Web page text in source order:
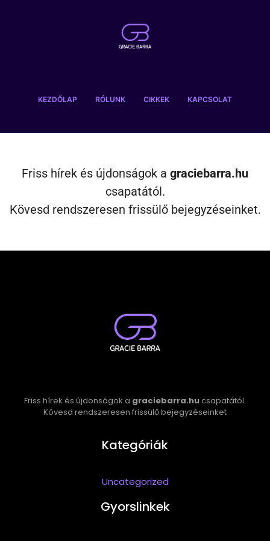
KEZDŐLAP RÓLUNK CIKKEK KAPCSOLAT
Friss hírek és újdonságok a graciebarra.hu
csapatától.
Kövesd rendszeresen frissülő bejegyzéseinket.
Friss hírek és újdonságok a graciebarra.hucsapatától.
Kövesd rendszeresen frissülő bejegyzéseinket
Kategóriák
Uncategorized
Gyorslinkek